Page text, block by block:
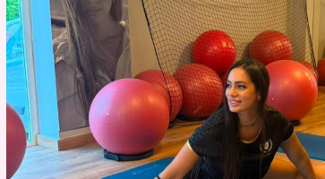
ΝΨ
Ν.ΨΥΧΙΚO
Ένας χώρος
ΝΜ
Ν.ΜΑΚΡΗ
Ένα μεγάλο
Το pilates